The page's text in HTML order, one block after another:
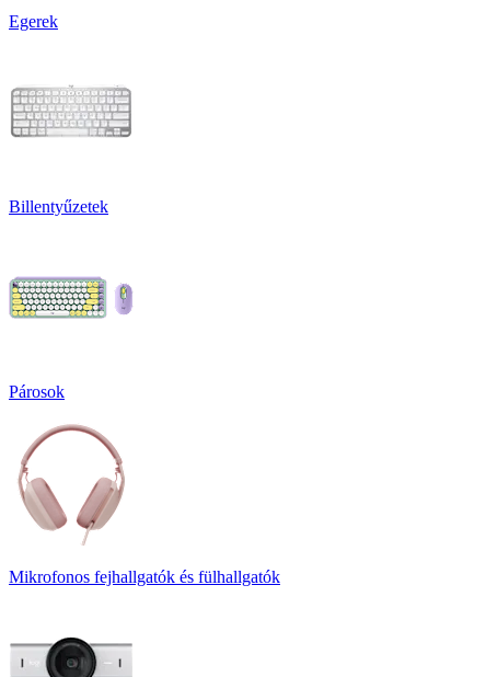
Egerek
Billentyűzetek
Párosok
Mikrofonos fejhallgatók és fülhallgatók